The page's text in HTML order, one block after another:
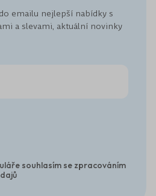
emailu nejlepší nabídky s
a slevami, aktuální novinky
souhlasím se zpracováním